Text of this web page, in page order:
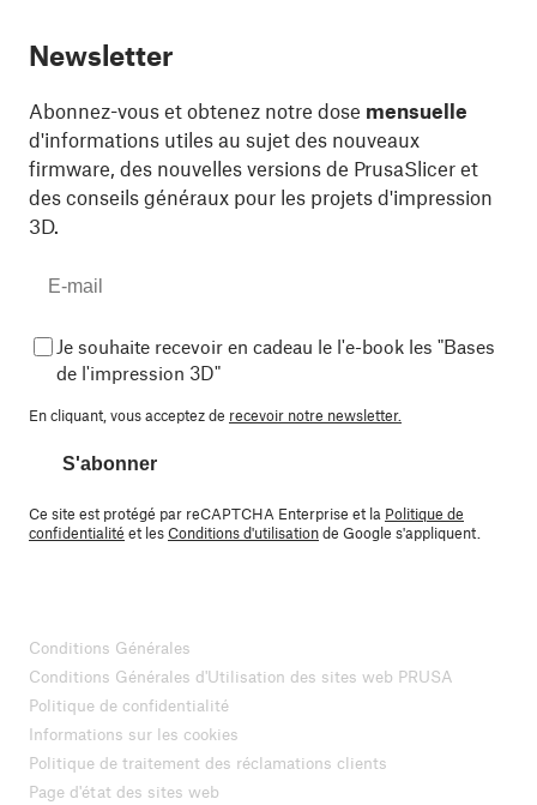
Newsletter
Abonnez-vous et obtenez notre dose mensuelle
d'informations utiles au sujet des nouveaux
firmware, des nouvelles versions de PrusaSlicer et
des conseils généraux pour les projets d'impression
3D.
Je souhaite recevoir en cadeau le l'e-book les "Bases
de l'impression 3D"
En cliquant, vous acceptez de recevoir notre newsletter.
S'abonner
Ce site est protégé par reCAPTCHA Enterprise et la Politique de
confidentialité et lesConditions d'utilisationde Google s'appliquent.
Conditions Générales
Conditions Générales d'Utilisation des sites web PRUSA
Politique de confidentialité
Informations sur les cookies
Politique de traitement des réclamations clients
Page d'état des sites web